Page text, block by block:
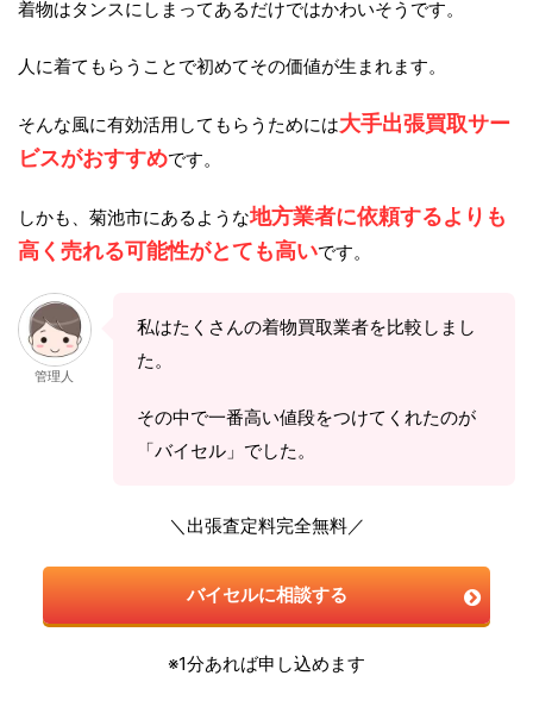
着物はタンスにしまってあるだけではかわいそうです。
人に着てもらうことで初めてその価値が生まれます。
そんな風に有効活用してもらうためには大手出張買取サー
ビスがおすすめです。
しかも、菊池市にあるような地方業者に依頼するよりも
高く売れる可能性がとても高いです。
管理人
私はたくさんの着物買取業者を比較しまし
た。
その中で一番高い値段をつけてくれたのが
「バイセル」でした。
＼出張査定料完全無料／
バイセルに相談する
※1分あれば申し込めます